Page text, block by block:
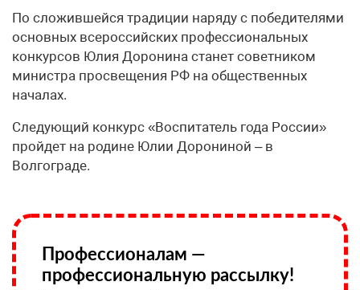
По сложившейся традиции наряду с победителями
основных всероссийских профессиональных
конкурсов Юлия Доронина станет советником
министра просвещения РФ на общественных
началах.
Следующий конкурс «Воспитатель года России»
пройдет на родине Юлии Дорониной – в
Волгограде.
Профессионалам —
профессиональную рассылку!